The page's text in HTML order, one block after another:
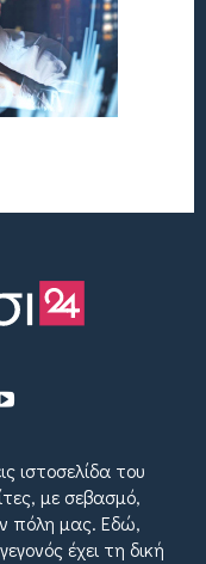
ιστοσελίδα του
με σεβασμό,
πόλη μας. Εδώ,
έχει τη δική